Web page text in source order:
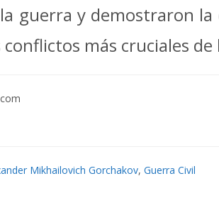
guerra y demostraron
más cruciales
Mikhailovich Gorchakov, Guerra Civil